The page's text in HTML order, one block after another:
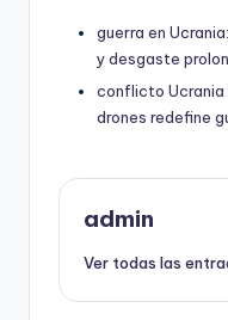
guerra en
y desgaste
conflicto Ucrania
drones redefine
admin
Ver todas las